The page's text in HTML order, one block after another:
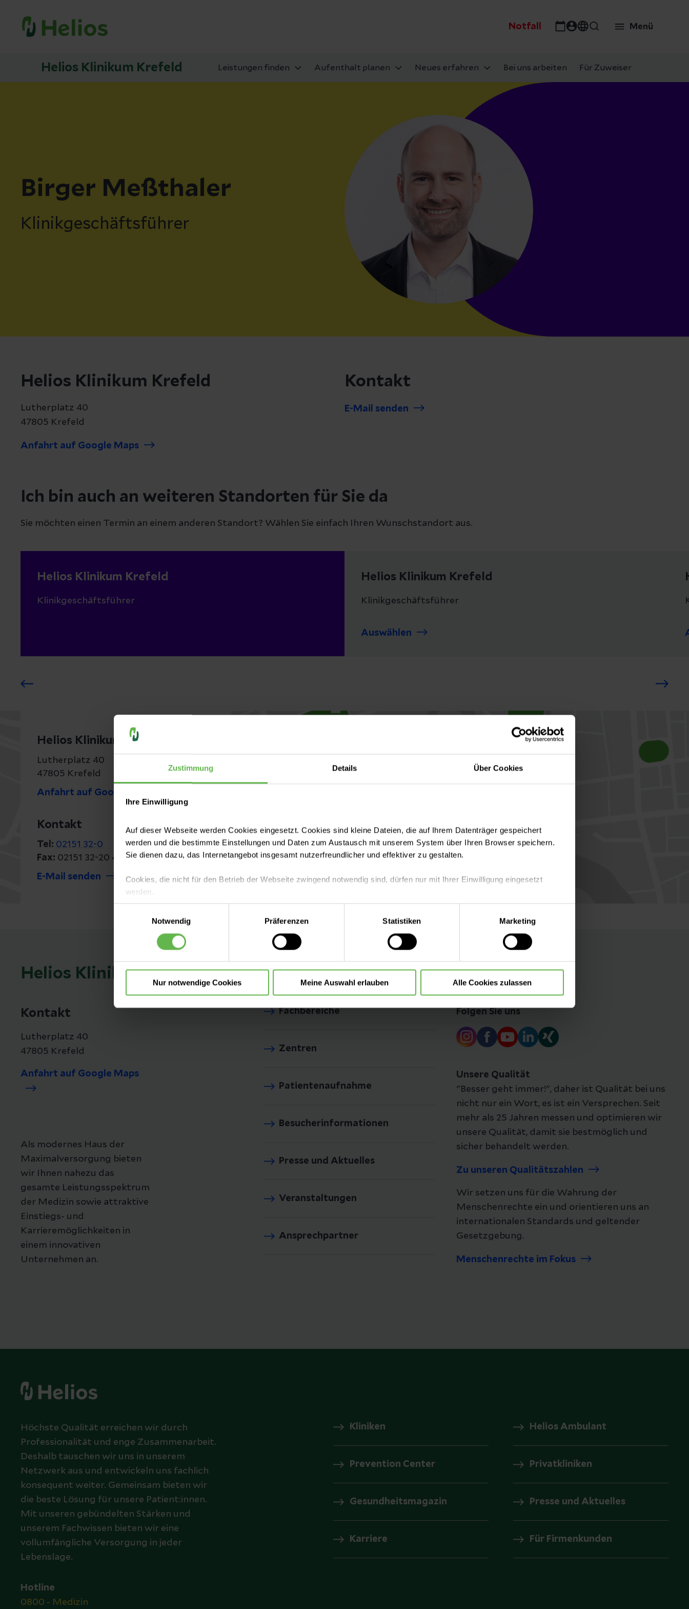
Zustimmung Details Über Cookies
Ihre Einwilligung
Auf dieser Webseite werden Cookies eingesetzt. Cookies sind kleine Dateien, die auf Ihrem Datenträger gespeichert
werden und die bestimmte Einstellungen und Daten zum Austausch mit unserem System über Ihren Browser speichern.
Sie dienen dazu, das Internetangebot insgesamt nutzerfreundlicher und effektiver zu gestalten.
Cookies, die nicht für den Betrieb der Webseite zwingend notwendig sind, dürfen nur mit Ihrer Einwilligung eingesetzt
werden.
Es steht Ihnen frei, unsere Seite mit nur den notwendigen Cookies zu benutzen, eine individuelle Auswahl hinsichtlich der
einzuwilligen. Ihre Auswahlentscheidung können Sie jederzeit ändern oder widerrufen.
Notwendig
Präferenzen Statistiken Marketing
Nur notwendige Cookies Meine Auswahl erlauben Alle Cookies zulassen
Notfall Menü
Helios Klinikum Krefeld Leistungen finden Aufenthalt planen Neues erfahren Bei uns arbeiten Für Zuweiser
Birger Meßthaler
Klinikgeschäftsführer
Helios Klinikum Krefeld
Lutherplatz 40
47805 Krefeld
Anfahrt auf Google Maps
Kontakt
E-Mail senden
Ich bin auch an weiteren Standorten für Sie da
Sie möchten einen Termin an einem anderen Standort? Wählen Sie einfach Ihren Wunschstandort aus.
Helios Klinikum Krefeld
Klinikgeschäftsführer
Helios Klinikum Krefeld
Klinikgeschäftsführer
Auswählen
Helios Klinikum Krefeld
Lutherplatz 40
47805 Krefeld
Anfahrt auf Google Maps
Kontakt
Tel: 02151 32-0
Fax: 02151 32-20 40
E-Mail senden
Helios Klinikum Krefeld
Kontakt
Lutherplatz 40
47805 Krefeld
Anfahrt auf Google Maps
Als modernes Haus der
Maximalversorgung bieten
wir Ihnen nahezu das
gesamte Leistungsspektrum
der Medizin sowie attraktive
Einstiegs- und
Karrieremöglichkeiten in
einem innovativen
Unternehmen an.
Fachbereiche
Zentren
Patientenaufnahme
Besucherinformationen
Presse und Aktuelles
Veranstaltungen
Ansprechpartner
Folgen Sie uns
Unsere Qualität
"Besser geht immer!", daher ist Qualität bei uns
nicht nur ein Wort, es ist ein Versprechen. Seit
mehr als 25 Jahren messen und optimieren wir
unsere Qualität, damit sie bestmöglich und
sicher behandelt werden.
Zu unseren Qualitätszahlen
Wir setzen uns für die Wahrung der
Menschenrechte ein und orientieren uns an
internationalen Standards und geltender
Gesetzgebung.
Menschenrechte im Fokus
Höchste Qualität erreichen wir durch
Professionalität und enge Zusammenarbeit.
Deshalb tauschen wir uns in unserem
Netzwerk aus und entwickeln uns fachlich
konsequent weiter. Gemeinsam bieten wir
die beste Lösung für unsere Patient:innen.
Mit unseren gebündelten Stärken und
unserem Fachwissen bieten wir eine
vollumfängliche Versorgung in jeder
Lebenslage.
Hotline
0800 - Medizin
Kliniken Helios Ambulant
Prevention Center Privatkliniken
Gesundheitsmagazin Presse und Aktuelles
Karriere Für Firmenkunden